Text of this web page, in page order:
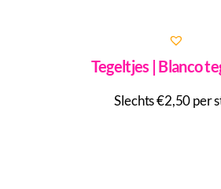
Tegeltjes | Blanco
Slechts €2,50 per